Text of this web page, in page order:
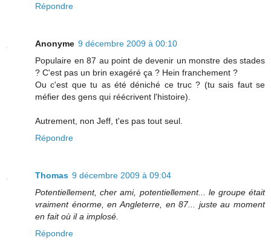
Répondre
Anonyme 9 décembre 2009 à 00:10
Populaire en 87 au point de devenir un monstre des stades
? C'est pas un brin exagéré ça ? Hein franchement ?
Ou c'est que tu as été déniché ce truc ? (tu sais faut se
méfier des gens qui réécrivent l'histoire).
Autrement, non Jeff, t'es pas tout seul.
Répondre
Thomas 9 décembre 2009 à 09:04
Potentiellement, cher ami, potentiellement... le groupe était
vraiment énorme, en Angleterre, en 87... juste au moment
en fait où il a implosé.
Répondre